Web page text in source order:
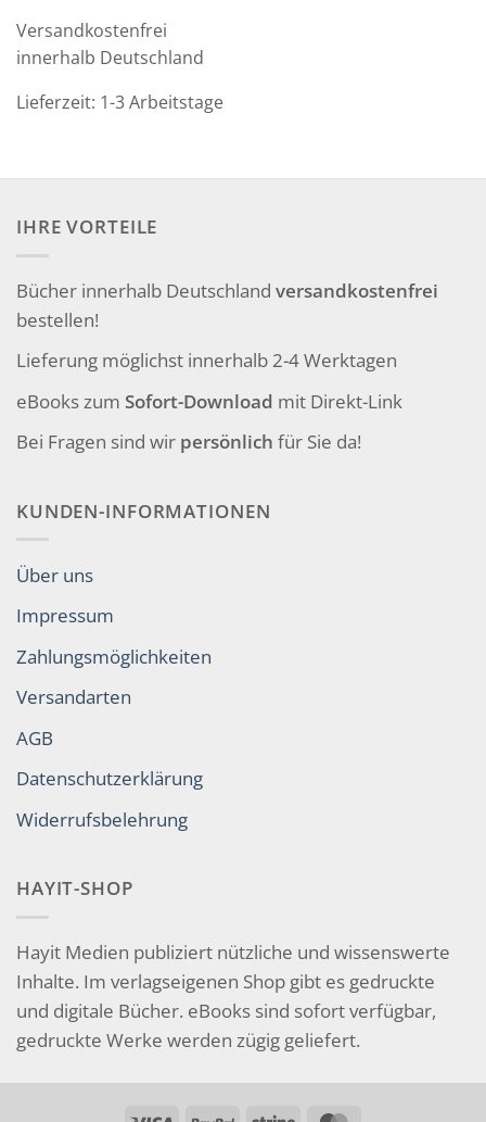
Versandkostenfrei
innerhalb Deutschland
Lieferzeit: 1-3 Arbeitstage
IHRE VORTEILE
Bücher innerhalb Deutschland versandkostenfrei
bestellen!
Lieferung möglichst innerhalb 2-4 Werktagen
eBooks zum Sofort-Download mit Direkt-Link
Bei Fragen sind wir persönlich für Sie da!
KUNDEN-INFORMATIONEN
Über uns
Impressum
Zahlungsmöglichkeiten
Versandarten
AGB
Datenschutzerklärung
Widerrufsbelehrung
HAYIT-SHOP
Hayit Medien publiziert nützliche und wissenswerte
Inhalte. Im verlagseigenen Shop gibt es gedruckte
und digitale Bücher. eBooks sind sofort verfügbar,
gedruckte Werke werden zügig geliefert.